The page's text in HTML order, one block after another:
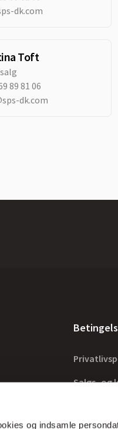
og indsamle
dk.com
Toft
89 81 06
dk.com
Salgs- og